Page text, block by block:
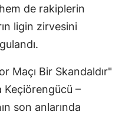
de rakiplerin
ligin zirvesini
Maçı Bir Skandaldır"
Keçiörengücü –
son anlarında